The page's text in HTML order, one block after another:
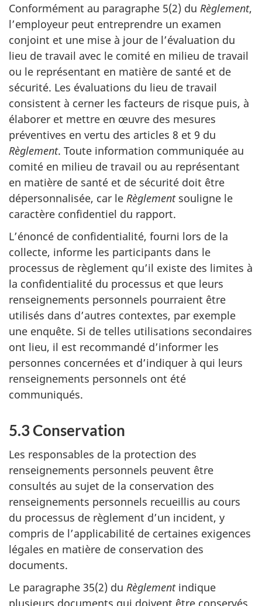
Conformément au paragraphe 5(2) du Règlement,
l’employeur peut entreprendre un examen
conjoint et une mise à jour de l’évaluation du
lieu de travail avec le comité en milieu de travail
ou le représentant en matière de santé et de
sécurité. Les évaluations du lieu de travail
consistent à cerner les facteurs de risque puis, à
élaborer et mettre en œuvre des mesures
préventives en vertu des articles 8 et 9 du
Règlement. Toute information communiquée au
comité en milieu de travail ou au représentant
en matière de santé et de sécurité doit être
dépersonnalisée, car le Règlementsouligne le
caractère confidentiel du rapport.
L’énoncé de confidentialité, fourni lors de la
collecte, informe les participants dans le
processus de règlement qu’il existe des limites à
la confidentialité du processus et que leurs
renseignements personnels pourraient être
utilisés dans d’autres contextes, par exemple
une enquête. Si de telles utilisations secondaires
ont lieu, il est recommandé d’informer les
personnes concernées et d’indiquer à qui leurs
renseignements personnels ont été
communiqués.
5.3 Conservation
Les responsables de la protection des
renseignements personnels peuvent être
consultés au sujet de la conservation des
renseignements personnels recueillis au cours
du processus de règlement d’un incident, y
compris de l’applicabilité de certaines exigences
légales en matière de conservation des
documents.
Le paragraphe 35(2) du Règlementindique
plusieurs documents qui doivent être conservés